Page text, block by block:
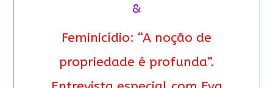
&
Feminicídio: “A noção de
propriedade é profunda”.